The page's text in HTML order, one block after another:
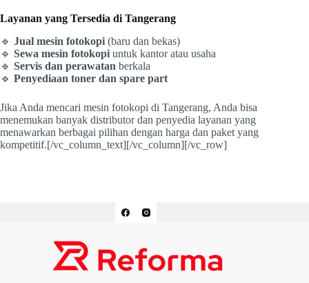
Layanan yang Tersedia di Tangerang
🔹 Jual mesin fotokopi (baru dan bekas)
🔹 Sewa mesin fotokopi untuk kantor atau usaha
🔹 Servis dan perawatan berkala
🔹 Penyediaan toner dan spare part
Jika Anda mencari mesin fotokopi di Tangerang, Anda bisa
menemukan banyak distributor dan penyedia layanan yang
menawarkan berbagai pilihan dengan harga dan paket yang
kompetitif.[/vc_column_text][/vc_column][/vc_row]